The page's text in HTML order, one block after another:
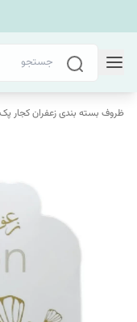
ظروف بسته بندی زعفران کجار پک